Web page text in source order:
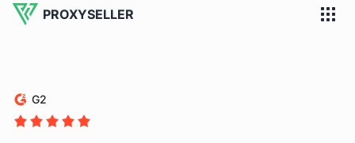
PROXYSELLER
G2